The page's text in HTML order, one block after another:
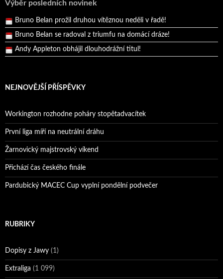
Výběr posledních novinek
Bruno Belan prožil druhou vítěznou neděli v řadě!
Bruno Belan se radoval z triumfu na domácí dráze!
Andy Appleton obhájil dlouhodrážní titul!
Reprezentační dvojice brala český titul!
NEJNOVĚJŠÍ PŘÍSPĚVKY
Workington rozhodne poháry stopětadvacítek
První liga míří na neutrální dráhu
Žarnovický majstrovský víkend
Přichází čas českého finále
Pardubický MACEC Cup vyplní pondělní podvečer
RUBRIKY
Dopisy z Jawy (1)
Extraliga (1 099)